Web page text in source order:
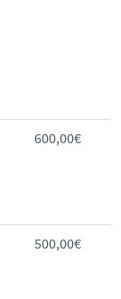
600,00€
500,00€